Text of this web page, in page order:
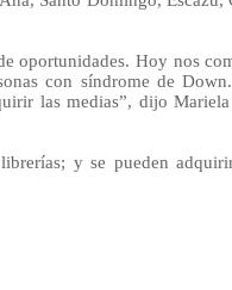
oportunidades. Hoy nos
con síndrome de
las medias”, dijo Mariela
y se pueden